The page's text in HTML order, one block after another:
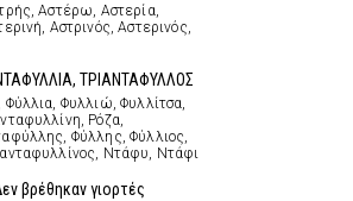
Αστέρω, Αστερία,
Αστρινός, Αστερινός,
ΤΡΙΑΝΤΑΦΥΛΛΟΣ
Φυλλιώ, Φυλλίτσα,
Ρόζα,
Φύλλης, Φύλλιος,
Ντάφυ, Ντάφι
βρέθηκαν γιορτές